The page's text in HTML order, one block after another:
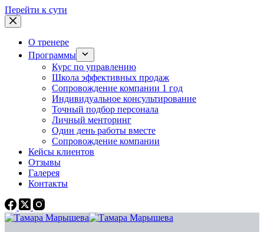
Перейти к сути
О тренере
Программы
Курс по управлению
Школа эффективных продаж
Сопровождение компании 1 год
Индивидуальное консультирование
Точный подбор персонала
Личный менторинг
Один день работы вместе
Сопровождение компании
Кейсы клиентов
Отзывы
Галерея
Контакты